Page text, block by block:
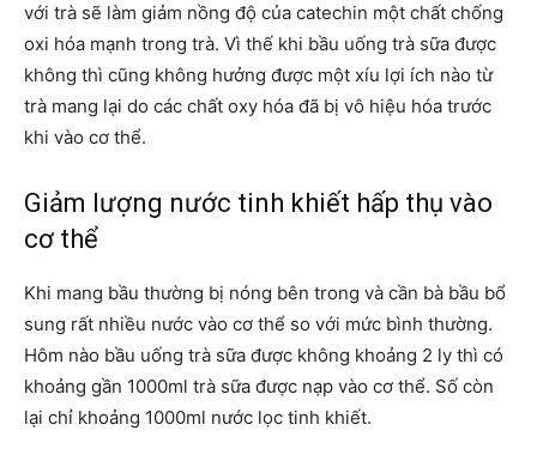
với trà sẽ làm giảm nồng độ của catechin một chất chống
oxi hóa mạnh trong trà. Vì thế khi bầu uống trà sữa được
không thì cũng không hưởng được một xíu lợi ích nào từ
trà mang lại do các chất oxy hóa đã bị vô hiệu hóa trước
khi vào cơ thể.
Giảm lượng nước tinh khiết hấp thụ vào
cơ thể
Khi mang bầu thường bị nóng bên trong và cần bà bầu bổ
sung rất nhiều nước vào cơ thể so với mức bình thường.
Hôm nào bầu uống trà sữa được không khoảng 2 ly thì có
khoảng gần 1000ml trà sữa được nạp vào cơ thể. Số còn
lại chỉ khoảng 1000ml nước lọc tinh khiết.